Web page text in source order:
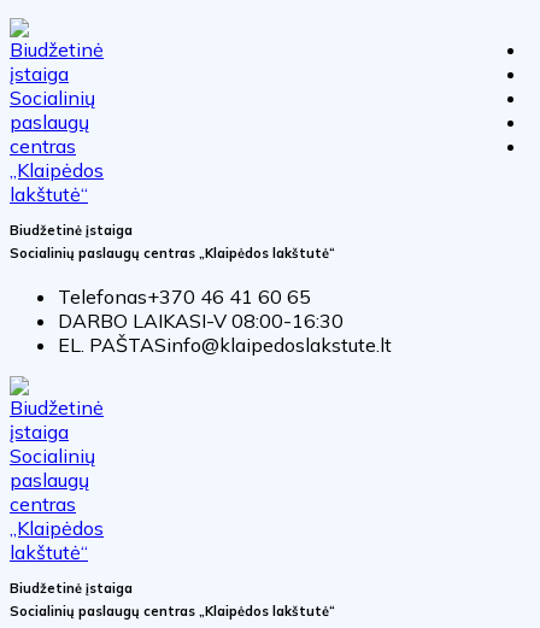
Biudžetinė įstaiga
Socialinių paslaugų centras „Klaipėdos lakštutė“
Telefonas+370 46 41 60 65
DARBO LAIKASI-V 08:00-16:30
EL. PAŠTASinfo@klaipedoslakstute.lt
Biudžetinė įstaiga
Socialinių paslaugų centras „Klaipėdos lakštutė“